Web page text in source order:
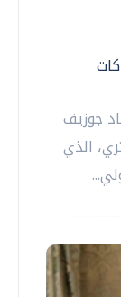
جوزيف
الذي